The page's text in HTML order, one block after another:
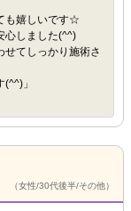
も嬉しいです☆
心しました(^^)
せてしっかり施術さ
」
（女性/30代後半/その他）